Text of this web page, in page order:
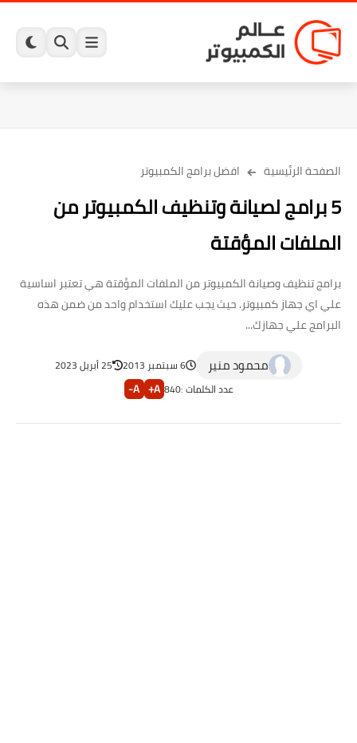
الصفحة الرئيسية افضل برامج الكمبيوتر
5 برامج لصيانة وتنظيف الكمبيوتر من
الملفات المؤقتة
برامج تنظيف وصيانة الكمبيوتر من الملفات المؤقتة هي تعتبر اساسية
علي اي جهاز كمبيوتر. حيث يجب عليك استخدام واحد من ضمن هذه
البرامج علي جهازك...
محمود منير 6 سبتمبر 2013
25 أبريل 2023
عدد الكلمات :840
A+
A-